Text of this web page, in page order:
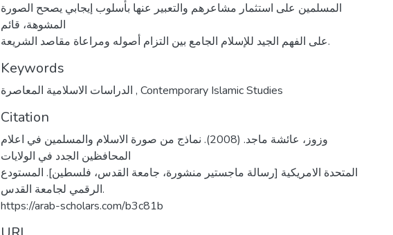
المسلمين على استثمار مشاعرهم والتعبير عنها بأسلوب إيجابي يصحح الصورة
المشوهة، قائم
على الفهم الجيد للإسلام الجامع بين التزام أصوله ومراعاة مقاصد الشريعة.
Keywords
, Contemporary Islamic Studies
Citation
وزوز، عائشة ماجد. (2008). نماذج من صورة الاسلام والمسلمين في اعلام
المحافظين الجدد في الولايات
المتحدة الامريكية [رسالة ماجستير منشورة، جامعة القدس، فلسطين]. المستودع
الرقمي لجامعة القدس.
https://arab-scholars.com/b3c81b